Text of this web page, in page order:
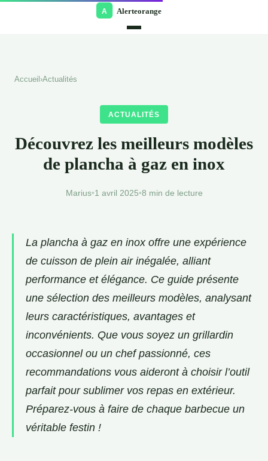
Accueil ›Actualités
ACTUALITÉS
Découvrez les meilleurs modèles
de plancha à gaz en inox
Marius•1 avril 2025•8 min de lecture
La plancha à gaz en inox offre une expérience
de cuisson de plein air inégalée, alliant
performance et élégance. Ce guide présente
une sélection des meilleurs modèles, analysant
leurs caractéristiques, avantages et
inconvénients. Que vous soyez un grillardin
occasionnel ou un chef passionné, ces
recommandations vous aideront à choisir l’outil
parfait pour sublimer vos repas en extérieur.
Préparez-vous à faire de chaque barbecue un
véritable festin !